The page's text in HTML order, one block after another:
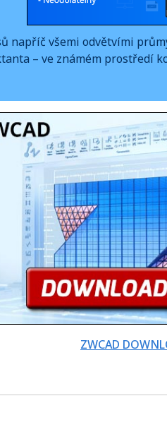
napříč všemi odvětvími
– ve známém prostředí
ZWCAD